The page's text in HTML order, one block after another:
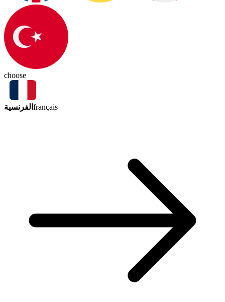
choose
الفرنسية français